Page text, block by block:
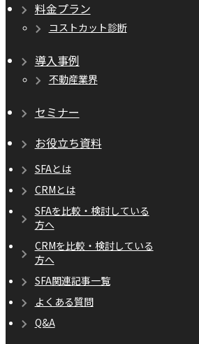
料金プラン
コストカット診断
導入事例
不動産業界
セミナー
お役立ち資料
SFAとは
CRMとは
SFAを比較・検討している
方へ
CRMを比較・検討している
方へ
SFA関連記事一覧
よくある質問
Q&A